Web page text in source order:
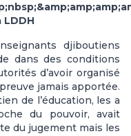
LDDH
djiboutiens
dans des conditions
d’avoir organisé
jamais apportée.
de l’éducation, les a
du pouvoir, avait
du jugement mais les